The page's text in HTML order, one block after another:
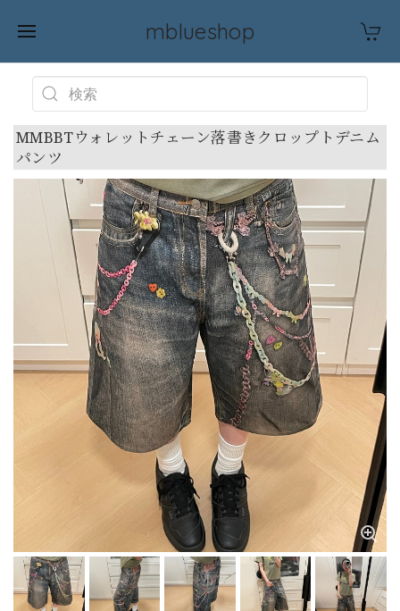
mblueshop
MMBBTウォレットチェーン落書きクロップトデニム
パンツ